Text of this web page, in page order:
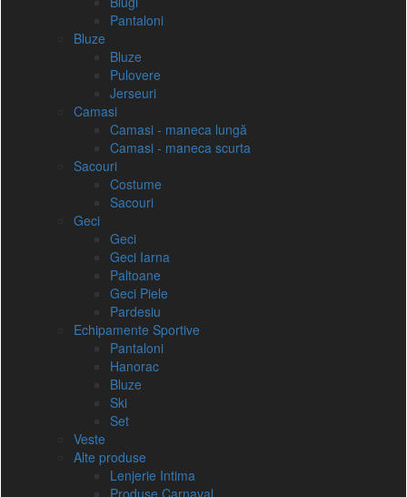
Pantaloni
Bluze
Bluze
Pulovere
Jerseuri
Camasi
Camasi - maneca lungă
Camasi - maneca scurta
Sacouri
Costume
Sacouri
Geci
Geci
Geci Iarna
Paltoane
Geci Piele
Pardesiu
Echipamente Sportive
Pantaloni
Hanorac
Bluze
Ski
Set
Veste
Alte produse
Lenjerie Intima
Produse Carnaval